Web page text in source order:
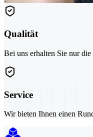
Qualität
Bei uns erhalten Sie nur
Service
Wir bieten Ihnen einen